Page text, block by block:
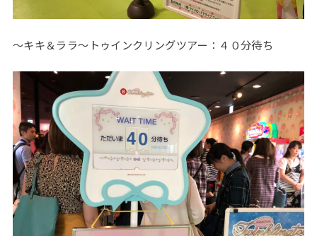
～キキ＆ララ～トゥインクリングツアー：４０分待ち